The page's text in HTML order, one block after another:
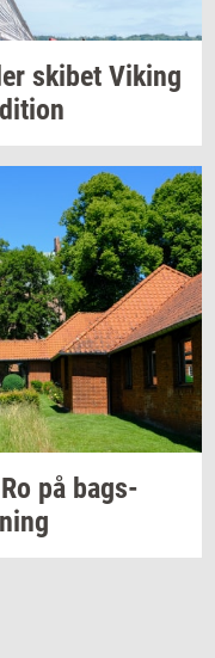
ski­bet Viking
Ro på bags­